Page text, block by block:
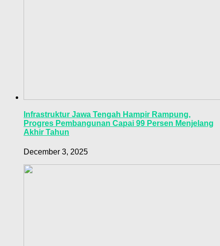
Infrastruktur Jawa Tengah Hampir Rampung,
Progres Pembangunan Capai 99 Persen Menjelang
Akhir Tahun
December 3, 2025